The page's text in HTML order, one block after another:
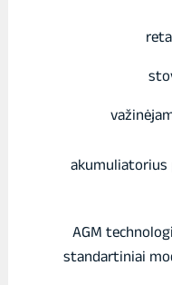
akumuliatorius
AGM
standartiniai